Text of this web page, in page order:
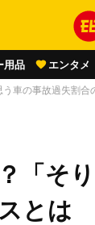
用品 エンタメ
車の事故過失割合
「そ
とは